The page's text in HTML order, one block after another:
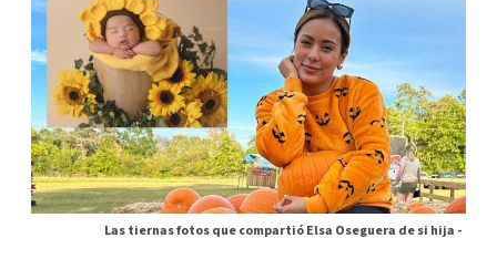
Las tiernas fotos que compartió Elsa Oseguera de si hija -